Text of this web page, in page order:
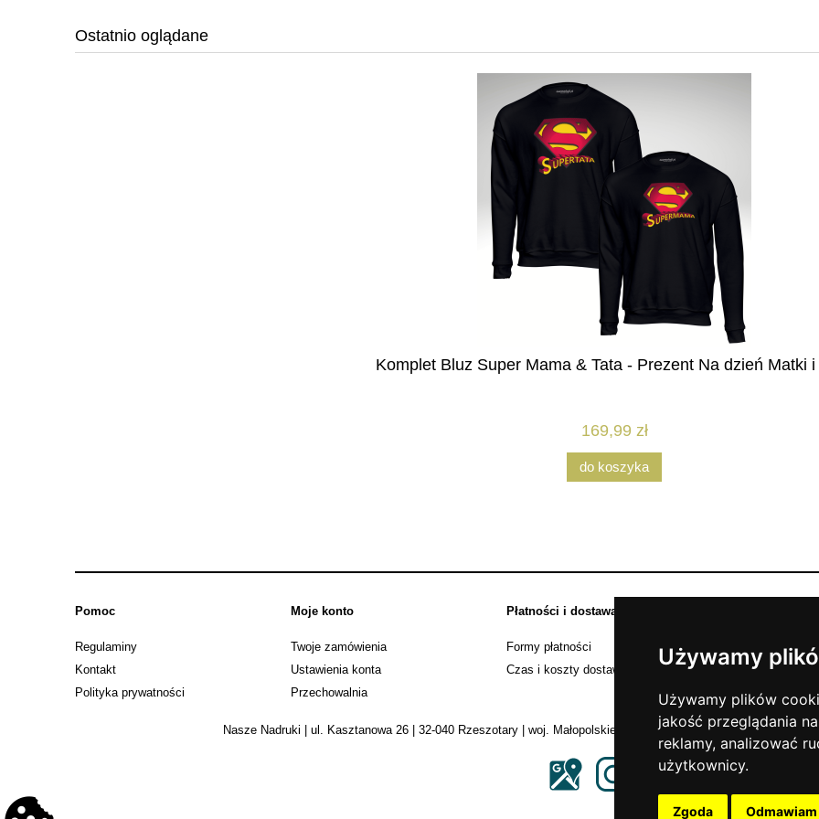
Używamy
Używamy plików
jakość przeglądania
reklamy, analizować
użytkownicy.
Zgoda Odmawiam
Ostatnio oglądane
Komplet Bluz Super Mama & Tata - Prezent Na dzień Matki i
169,99 zł
do koszyka
Pomoc
Regulaminy
Kontakt
Polityka prywatności
Moje konto
Twoje zamówienia
Ustawienia konta
Przechowalnia
Płatności i dostawa
Formy płatności
Czas i koszty dostawy
Zwroty i
Mapa strony
Nasze Nadruki | ul. Kasztanowa 26 | 32-040 Rzeszotary | woj. Małopolskie | e-mail:shop@naszenadruki.pl| tel.